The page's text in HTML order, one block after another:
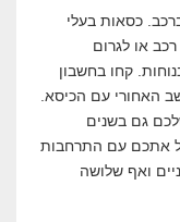
כסאות בעלי
או לגרום
קחו בחשבון
האחורי עם הכיסא.
גם בשנים
אתכם עם התרחבות
ואף שלושה